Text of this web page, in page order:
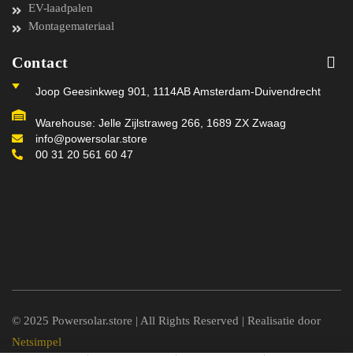
EV-laadpalen
Montagemateriaal
Contact
Joop Geesinkweg 901, 1114AB Amsterdam-Duivendrecht
Warehouse: Jelle Zijlstraweg 266, 1689 ZX Zwaag
info@powersolar.store
00 31 20 561 60 47
© 2025 Powersolar.store | All Rights Reserved | Realisatie door
Netsimpel